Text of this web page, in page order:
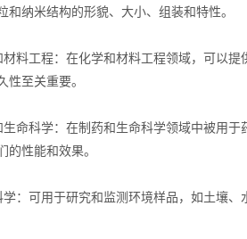
和纳米结构的形貌、大小、组装和特性。
工程：在化学和材料工程领域，可以提
性至关重要。
科学：在制药和生命科学领域中被用于
的性能和效果。
可用于研究和监测环境样品，如土壤、